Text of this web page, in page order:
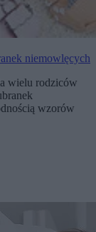
niemowlęcych
wielu rodziców
wzorów